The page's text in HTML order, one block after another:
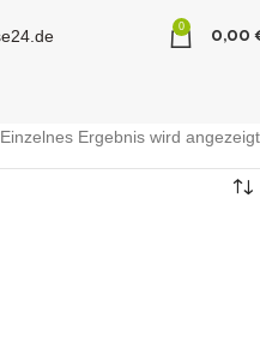
0
0,00
Einzelnes Ergebnis wird angezeigt